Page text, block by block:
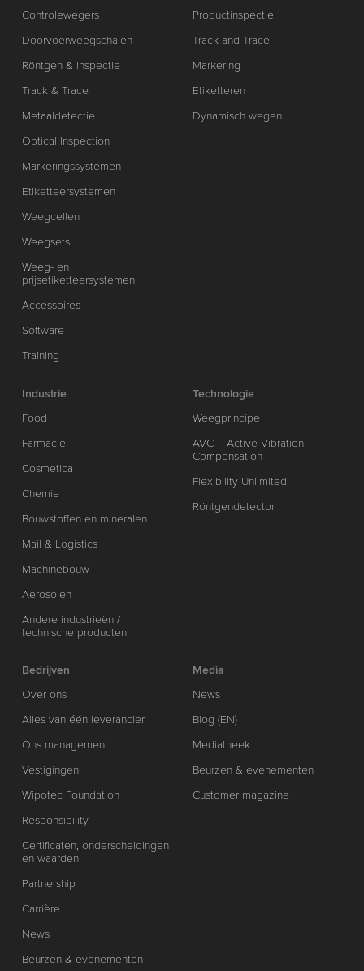
Controlewegers
Doorvoerweegschalen
Röntgen & inspectie
Track & Trace
Metaaldetectie
Optical Inspection
Markeringssystemen
Etiketteersystemen
Weegcellen
Weegsets
Weeg- en
prijsetiketteersystemen
Accessoires
Software
Training
Productinspectie
Track and Trace
Markering
Etiketteren
Dynamisch wegen
Industrie
Food
Farmacie
Cosmetica
Chemie
Bouwstoffen en mineralen
Mail & Logistics
Machinebouw
Aerosolen
Andere industrieën /
technische producten
Technologie
Weegprincipe
AVC – Active Vibration
Compensation
Flexibility Unlimited
Röntgendetector
Bedrijven
Over ons
Alles van één leverancier
Ons management
Vestigingen
Wipotec Foundation
Responsibility
Certificaten, onderscheidingen
en waarden
Partnership
Carrière
News
Beurzen & evenementen
Media
News
Blog (EN)
Mediatheek
Beurzen & evenementen
Customer magazine